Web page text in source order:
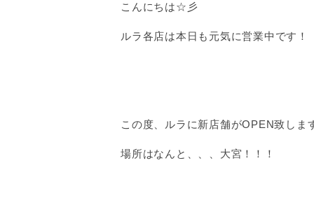
こんにちは☆彡
ルラ各店は本日も元気に営業中です！
この度、ルラに新店舗がOPEN致しま
場所はなんと、、、大宮！！！